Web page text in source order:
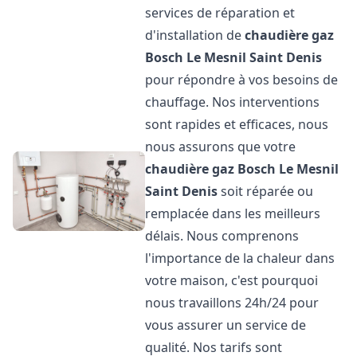
services de réparation et
d'installation dechaudière gaz
Bosch Le Mesnil Saint Denis
pour répondre à vos besoins de
chauffage. Nos interventions
sont rapides et efficaces, nous
nous assurons que votre
chaudière gaz Bosch Le Mesnil
Saint Denissoit réparée ou
remplacée dans les meilleurs
délais. Nous comprenons
l'importance de la chaleur dans
votre maison, c'est pourquoi
nous travaillons 24h/24 pour
vous assurer un service de
qualité. Nos tarifs sont